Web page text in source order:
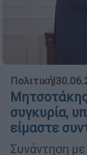
Πολιτική|
συγκυρία,
είμαστε
Συνάντηση